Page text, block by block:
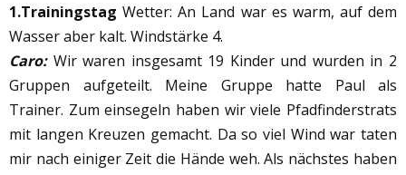
1.Trainingstag Wetter: An Land war es warm, auf dem
Wasser aber kalt. Windstärke 4.
Caro:Wir waren insgesamt 19 Kinder und wurden in 2
Gruppen aufgeteilt. Meine Gruppe hatte Paul als
Trainer. Zum einsegeln haben wir viele Pfadfinderstrats
mit langen Kreuzen gemacht. Da so viel Wind war taten
mir nach einiger Zeit die Hände weh. Als nächstes haben